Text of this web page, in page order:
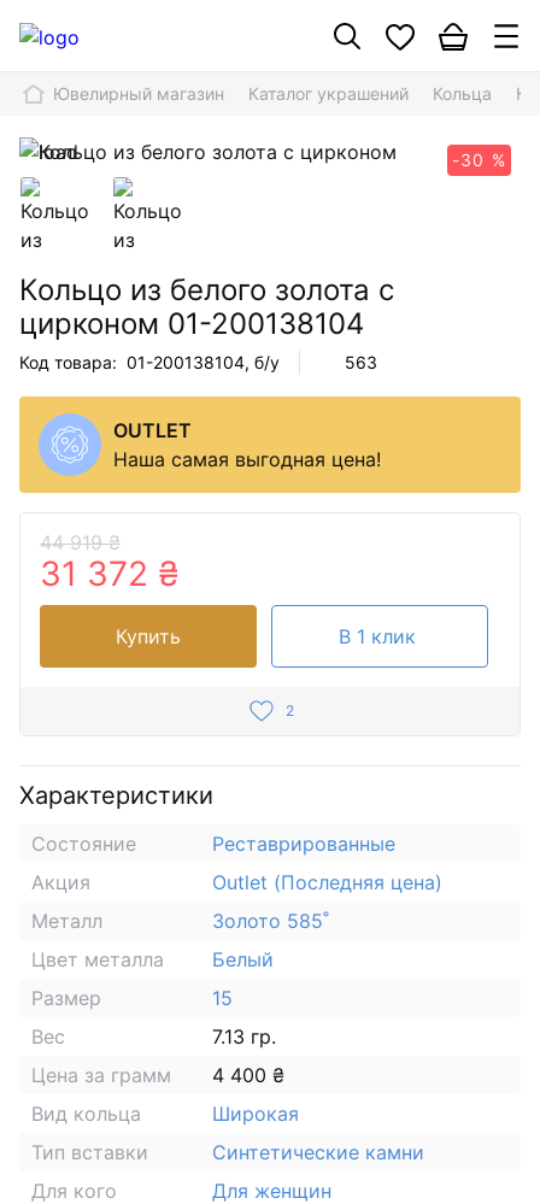
Ювелирный магазин Каталог украшений Кольца
-30 %
Кольцо из белого золота с
цирконом 01-200138104
Код товара: 01-200138104, б/у 563
OUTLET
Наша самая выгодная цена!
44 919 ₴
31 372 ₴
Купить В 1 клик
2
Характеристики
Состояние
Реставрированные
Акция
Outlet (Последняя цена)
Металл
Золото 585˚
Цвет металла
Белый
Размер
15
Вес
7.13 гр.
Цена за грамм
4 400 ₴
Вид кольца
Широкая
Тип вставки
Синтетические камни
Для кого
Для женщин